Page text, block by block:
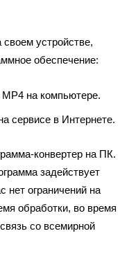
устройстве,
обеспечение:
на компьютере.
сервисе в Интернете.
конвертер на ПК.
задействует
нет ограничений на
обработки, во время
со всемирной